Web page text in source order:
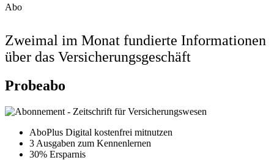
Abo
Zweimal im Monat fundierte Informationen
über das Versicherungsgeschäft
Probeabo
AboPlus Digital kostenfrei mitnutzen
3 Ausgaben zum Kennenlernen
30% Ersparnis